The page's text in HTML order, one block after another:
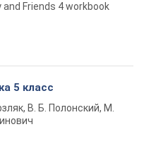
and Friends 4 workbook
5 класс
В. Б. Полонский, М.